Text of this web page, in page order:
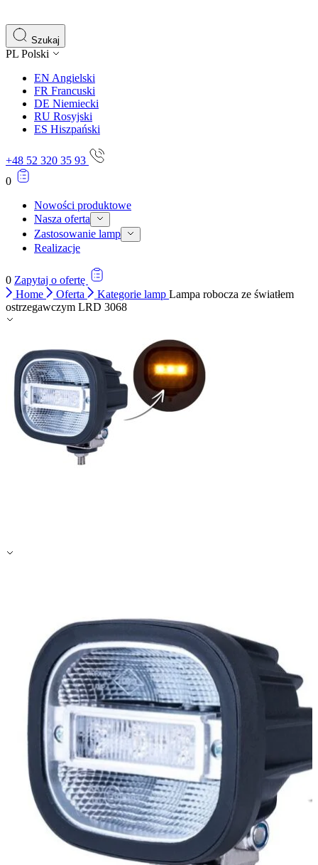
Szukaj
PL Polski
EN Angielski
FR Francuski
DE Niemiecki
RU Rosyjski
ES Hiszpański
+48 52 320 35 93
0
Nowości produktowe
Nasza oferta
Zastosowanie lamp
Realizacje
0 Zapytaj o ofertę
Home
Oferta Kategorie lamp Lampa robocza ze światłem
ostrzegawczym LRD 3068
istotne i interesujące dla poszczególnych użytkowników
Nieklasyfikowane
Nieklasyfikowane pliki cookie, to pliki, które są w